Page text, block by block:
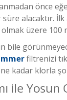
önce
alacaktır.
üzere 100
bile
filtrenizi
kadar klorla
ile